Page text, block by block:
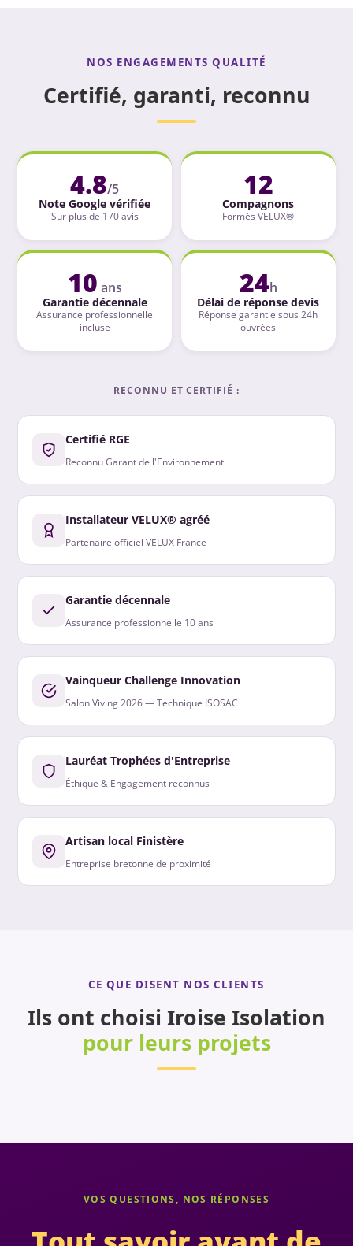
NOS ENGAGEMENTS QUALITÉ
Certifié, garanti, reconnu
4.8/5
Note Google vérifiée
Sur plus de 170 avis
12
Compagnons
Formés VELUX®
10 ans
Garantie décennale
Assurance professionnelle
incluse
24h
Délai de réponse devis
Réponse garantie sous 24h
ouvrées
RECONNU ET CERTIFIÉ :
Certifié RGE
Reconnu Garant de l'Environnement
Installateur VELUX® agréé
Partenaire officiel VELUX France
Garantie décennale
Assurance professionnelle 10 ans
Vainqueur Challenge Innovation
Salon Viving 2026 — Technique ISOSAC
Lauréat Trophées d'Entreprise
Éthique & Engagement reconnus
Artisan local Finistère
Entreprise bretonne de proximité
CE QUE DISENT NOS CLIENTS
Ils ont choisi Iroise Isolation
pour leurs projets
VOS QUESTIONS, NOS RÉPONSES